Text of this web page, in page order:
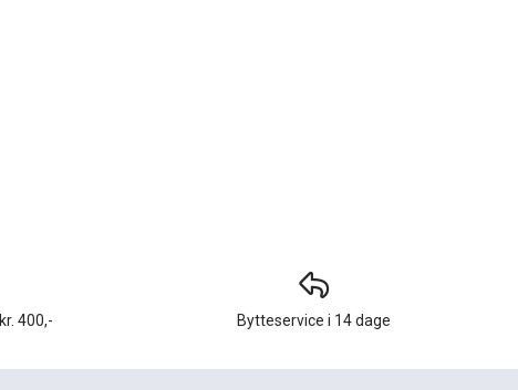
400,- Bytteservice i 14 dage